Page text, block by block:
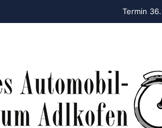
Termin